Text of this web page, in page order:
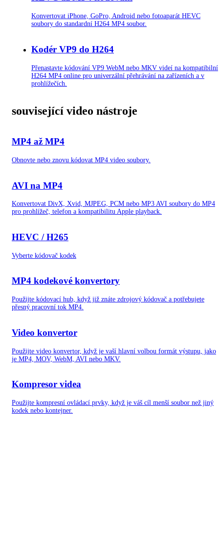
Konvertovat iPhone, GoPro, Android nebo fotoaparát HEVC
soubory do standardní H264 MP4 soubor.
Kodér VP9 do H264
Přenastavte kódování VP9 WebM nebo MKV videí na kompatibilní
H264 MP4 online pro univerzální přehrávání na zařízeních a v
prohlížečích.
související video nástroje
MP4 až MP4
Obnovte nebo znovu kódovat MP4 video soubory.
AVI na MP4
Konvertovat DivX, Xvid, MJPEG, PCM nebo MP3 AVI soubory do MP4
pro prohlížeč, telefon a kompatibilitu Apple playback.
HEVC / H265
Vyberte kódovač kodek
MP4 kodekové konvertory
Použijte kódovací hub, když již znáte zdrojový kódovač a potřebujete
přesný pracovní tok MP4.
Video konvertor
Použijte video konvertor, když je vaší hlavní volbou formát výstupu, jako
je MP4, MOV, WebM, AVI nebo MKV.
Kompresor videa
Použijte kompresní ovládací prvky, když je váš cíl menší soubor než jiný
kodek nebo kontejner.